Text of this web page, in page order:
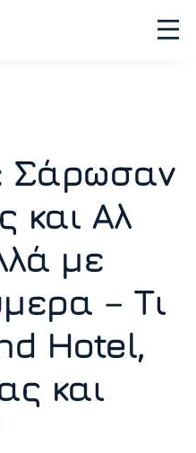
Σάρωσαν
και Αλ
με
– Τι
Hotel,
και